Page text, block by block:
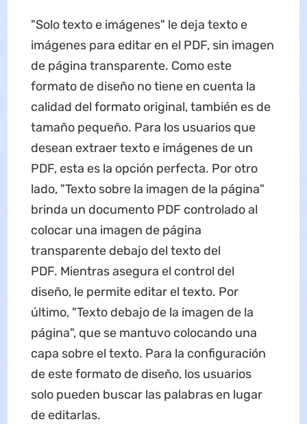
"Solo texto e imágenes" le deja texto e
imágenes para editar en el PDF, sin imagen
de página transparente. Como este
formato de diseño no tiene en cuenta la
calidad del formato original, también es de
tamaño pequeño. Para los usuarios que
desean extraer texto e imágenes de un
PDF, esta es la opción perfecta. Por otro
lado, "Texto sobre la imagen de la página"
brinda un documento PDF controlado al
colocar una imagen de página
transparente debajo del texto del
PDF. Mientras asegura el control del
diseño, le permite editar el texto. Por
último, "Texto debajo de la imagen de la
página", que se mantuvo colocando una
capa sobre el texto. Para la configuración
de este formato de diseño, los usuarios
solo pueden buscar las palabras en lugar
de editarlas.